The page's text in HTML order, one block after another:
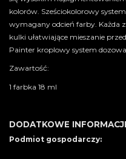
kolorów. Sześciokolorowy
wymagany odcień farby. Każda
kulki ułatwiające mieszanie
Painter kroplowy system
Zawartość:
1 farbka 18 ml
DODATKOWE
Podmiot gospodarczy: